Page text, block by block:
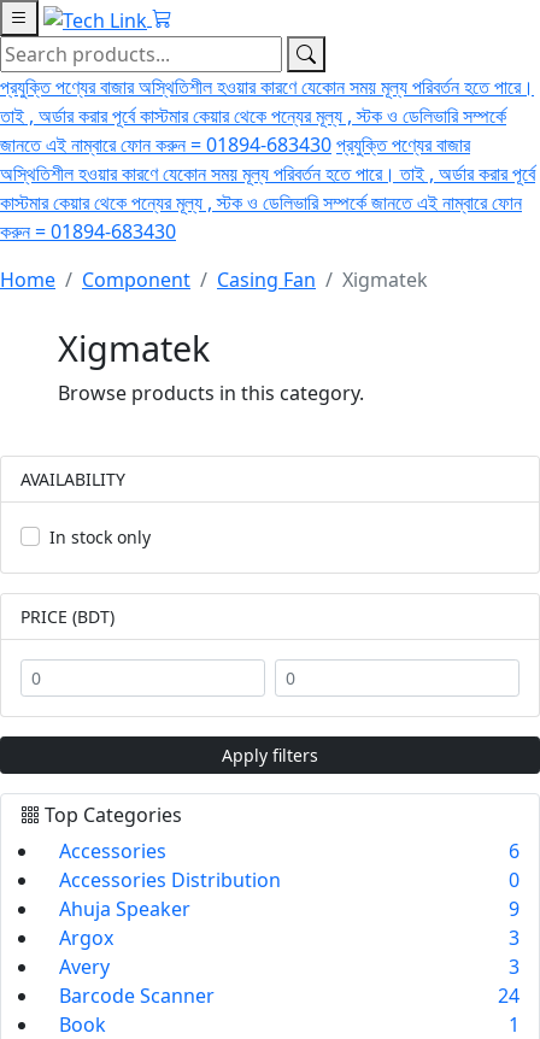
প্রযুক্তি পণ্যের বাজার অস্থিতিশীল হওয়ার কারণে যেকোন সময় মূল্য পরিবর্তন হতে পারে।
তাই , অর্ডার করার পূর্বে কাস্টমার কেয়ার থেকে পন্যের মূল্য , স্টক ও ডেলিভারি সম্পর্কে
জানতে এই নাম্বারে ফোন করুন = 01894-683430প্রযুক্তি পণ্যের বাজার
অস্থিতিশীল হওয়ার কারণে যেকোন সময় মূল্য পরিবর্তন হতে পারে। তাই , অর্ডার করার পূর্বে
কাস্টমার কেয়ার থেকে পন্যের মূল্য , স্টক ও ডেলিভারি সম্পর্কে জানতে এই নাম্বারে ফোন
করুন = 01894-683430
Home
Component Casing Fan Xigmatek
Xigmatek
Browse products in this category.
AVAILABILITY
In stock only
PRICE (BDT)
Apply filters
Top Categories
Accessories
6
Accessories Distribution
0
Ahuja Speaker
9
Argox
3
Avery
3
Barcode Scanner
24
Book
1